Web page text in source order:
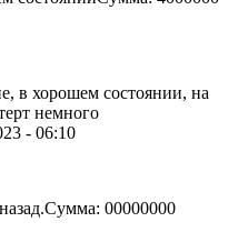
в хорошем состоянии, на
немного
- 06:10
Сумма: 00000000